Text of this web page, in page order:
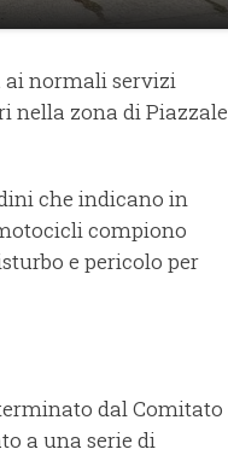
ai normali servizi
nella zona di Piazzale
che indicano in
compiono
e pericolo per
dal Comitato
a una serie di